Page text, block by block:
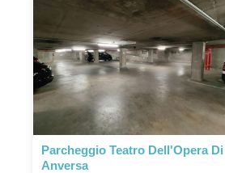
Parcheggio Teatro Dell'Opera Di
Anversa